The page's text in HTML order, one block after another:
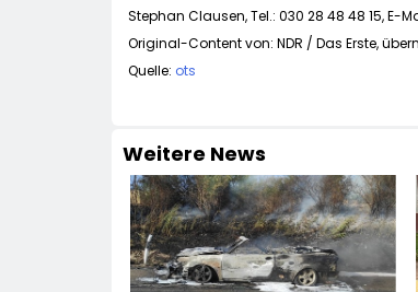
Stephan Clausen, Tel.: 030 28 48 48 15, E-
Original-Content von: NDR / Das Erste,
Quelle: ots
Weitere News